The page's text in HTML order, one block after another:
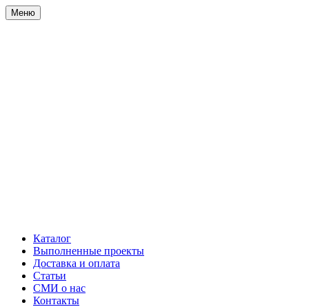
Меню
Каталог
Выполненные проекты
Доставка и оплата
Статьи
СМИ о нас
Контакты